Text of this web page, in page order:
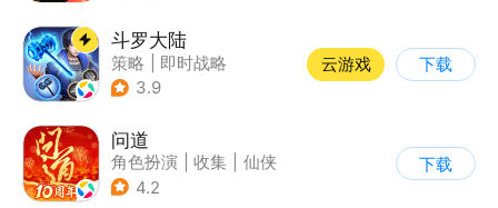
斗罗大陆
策略
即时战略
| 小说改编
3.9
云游戏 下载
问道
角色扮演 收集
仙侠
| 宠物
4.2
下载